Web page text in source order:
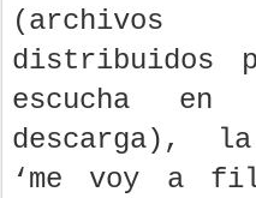
(archivos
distribuidos
escucha
descarga),
‘me voy a